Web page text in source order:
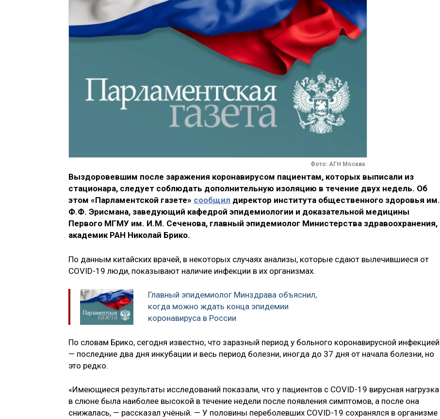
Фото: АГН Москва
Выздоровевшим после заражения коронавирусом пациентам, которых выписали из
стационара, следует соблюдать дополнительную изоляцию в течение двух недель. Об
этом «Парламентской газете» сообщил директор института общественного здоровья им.
Ф.Ф. Эрисмана, заведующий кафедрой эпидемиологии и доказательной медицины
Первого МГМУ им. И.М. Сеченова, главный эпидемиолог Министерства здравоохранения,
академик РАН Николай Брико.
По данным китайских врачей, в некоторых случаях анализы, которые сдают вылечившиеся от
COVID-19 люди, показывают наличие инфекции в их организмах.
Главный эпидемиолог Минздрава объяснил,
когда можно ждать конца эпидемии
коронавируса в России
По словам Брико, сегодня известно, что заразный период у больного коронавирусной инфекцией
— последние два дня инкубации и весь период болезни, иногда до 37 дня от начала болезни, но
это редко.
«Имеющиеся результаты исследований показали, что у пациентов с COVID-19 вирусная нагрузка
в слюне была наиболее высокой в течение недели после появления симптомов, а после она
снижалась, — рассказал учёный. — У половины переболевших COVID-19 сохранялся в организме